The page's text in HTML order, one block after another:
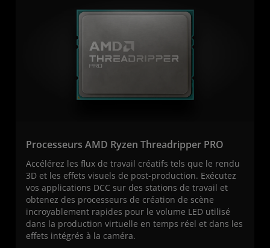
Processeurs AMD Ryzen Threadripper PRO
Accélérez les flux de travail créatifs tels que le rendu
3D et les effets visuels de post-production. Exécutez
vos applications DCC sur des stations de travail et
obtenez des processeurs de création de scène
incroyablement rapides pour le volume LED utilisé
dans la production virtuelle en temps réel et dans les
effets intégrés à la caméra.